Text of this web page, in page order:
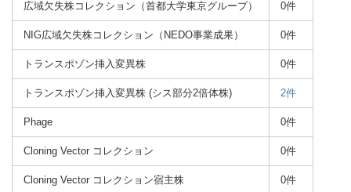
広域欠失株コレクション（首都大学東京グループ） 0件
NIG広域欠失株コレクション（NEDO事業成果） 0件
トランスポゾン挿入変異株 0件
トランスポゾン挿入変異株 (シス部分2倍体株) 2件
Phage 0件
Cloning Vector コレクション 0件
Cloning Vector コレクション宿主株 0件